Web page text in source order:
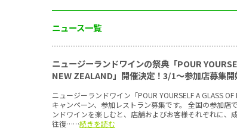
ニュース一覧
ニュージーランドワインの祭典「POUR
NEW ZEALAND」開催決定！3/1〜参加店募集開
ニュージーランドワイン「POUR YOURSELF A GLASS OF
キャンペーン、参加レストラン募集です。 全国の参加店
ンドワインを楽しむと、店舗およびお客様それぞれに、
往復……続きを読む